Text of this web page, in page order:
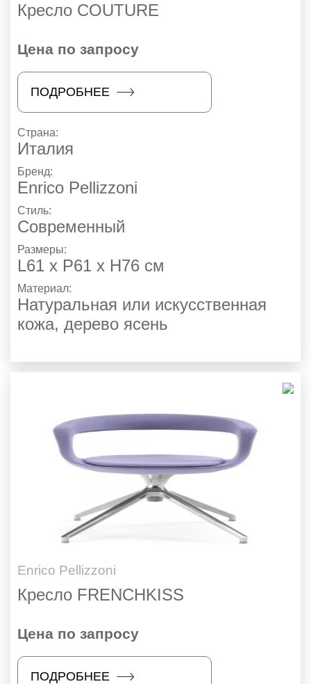
Кресло COUTURE
Цена по запросу
ПОДРОБНЕЕ
Страна:
Италия
Бренд:
Enrico Pellizzoni
Стиль:
Современный
Размеры:
L61 x P61 x H76 см
Материал:
Натуральная или искусственная
кожа, дерево ясень
Enrico Pellizzoni
Кресло FRENCHKISS
Цена по запросу
ПОДРОБНЕЕ